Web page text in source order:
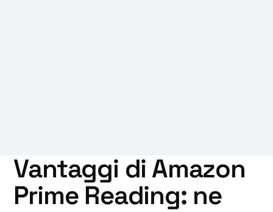
Vantaggi di Amazon
Prime Reading: ne